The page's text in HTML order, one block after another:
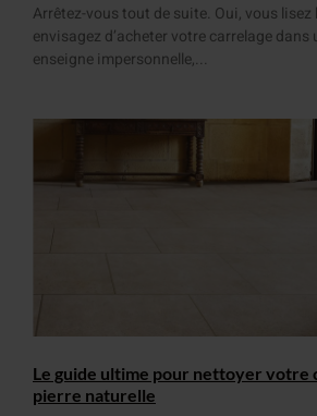
Arrêtez-vous tout de suite. Oui, vous lisez
envisagez d’acheter votre carrelage dans
enseigne impersonnelle,...
Le guide ultime pour nettoyer votre
pierre naturelle